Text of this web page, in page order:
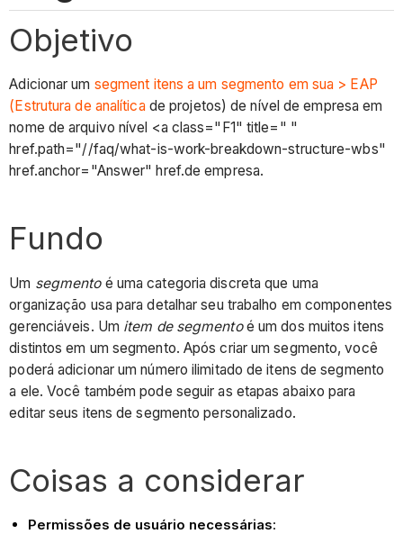
Objetivo
Adicionar um segment itens a um segmento em sua > EAP
(Estrutura de analíticade projetos) de nível de empresa em
nome de arquivo nível <a class="F1" title=" "
href.path="//faq/what-is-work-breakdown-structure-wbs"
href.anchor="Answer" href.de empresa.
Fundo
Um segmentoé uma categoria discreta que uma
organização usa para detalhar seu trabalho em componentes
gerenciáveis. Um item de segmentoé um dos muitos itens
distintos em um segmento. Após criar um segmento, você
poderá adicionar um número ilimitado de itens de segmento
a ele. Você também pode seguir as etapas abaixo para
editar seus itens de segmento personalizado.
Coisas a considerar
Permissões de usuário necessárias: